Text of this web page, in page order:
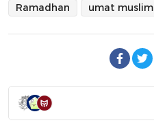
Ramadhan
umat muslim